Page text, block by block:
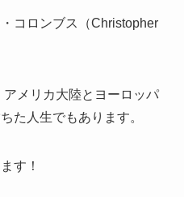
コロンブス（Christopher
メリカ大陸とヨーロッパ
た人生でもあります。
す！